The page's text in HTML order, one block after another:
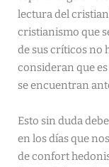
lectura del
cristianismo que
de sus críticos no
consideran que
se encuentran
Esto sin duda
en los días que
de confort